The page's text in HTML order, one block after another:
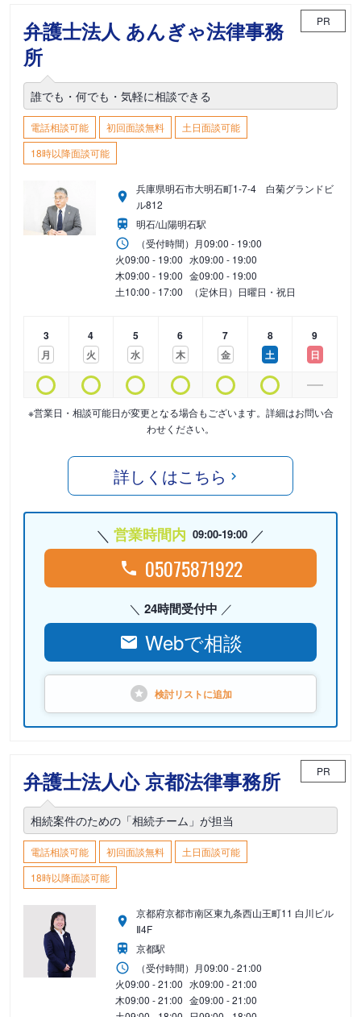
弁護士法人 あんぎゃ法律事務
所
PR
誰でも・何でも・気軽に相談できる
電話相談可能 初回面談無料
土日面談可能
18時以降面談可能
兵庫県明石市大明石町1-7-4 白菊グランドビ
ル812
明石/山陽明石駅
（受付時間） 月09:00 - 19:00
火09:00 - 19:00 水09:00 - 19:00
木09:00 - 19:00 金09:00 - 19:00
土10:00 - 17:00 （定休日）日曜日・祝日
3
月
4
火
5
水
6
木
7
金
8
土
9
日
※営業日・相談可能日が変更となる場合もございます。詳細はお問い合
わせください。
詳しくはこちら
営業時間内 09:00-19:00
05075871922
24時間受付中
Webで相談
検討リストに追加
弁護士法人心 京都法律事務所 PR
相続案件のための「相続チーム」が担当
電話相談可能 初回面談無料
土日面談可能
18時以降面談可能
京都府京都市南区東九条西山王町11 白川ビル
Ⅱ4F
京都駅
（受付時間） 月09:00 - 21:00
火09:00 - 21:00 水09:00 - 21:00
木09:00 - 21:00 金09:00 - 21:00